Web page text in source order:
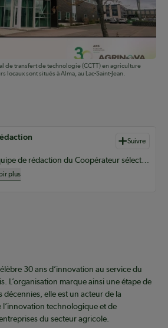
de transfert de technologie (CCTT) en agriculture
locaux sont situés à Alma, au Lac-Saint-Jean.
Suivre
L’équipe de rédaction du Coopérateur sélectionne du contenu pertinent à vos informations coopératives à l’échelle provinciale, nationale et internationale.
plus
30 ans d’innovation au service du
L’organisation marque ainsi une étape de
elle est un acteur de la
technologique et de
du secteur agricole.